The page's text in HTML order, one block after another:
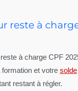
reste à
à charge CPF
et votre solde
restant à régler.